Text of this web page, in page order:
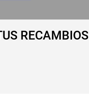
RECAMBIOS